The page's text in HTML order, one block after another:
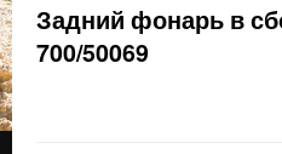
Задний фонарь в
700/50069